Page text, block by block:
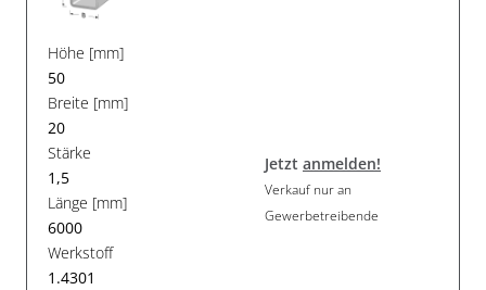
Höhe [mm]
50
Breite [mm]
20
Stärke
1,5
Länge [mm]
6000
Werkstoff
1.4301
Jetzt anmelden!
Verkauf nur an
Gewerbetreibende